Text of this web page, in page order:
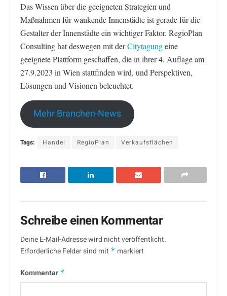
Das Wissen über die geeigneten Strategien und
Maßnahmen für wankende Innenstädte ist gerade für die
Gestalter der Innenstädte ein wichtiger Faktor. RegioPlan
Consulting hat deswegen mit derCitytagungeine
geeignete Plattform geschaffen, die in ihrer 4. Auflage am
27.9.2023 in Wien stattfinden wird, und Perspektiven,
Lösungen und Visionen beleuchtet.
Mehr Branchen-News
Tags: Handel RegioPlan Verkaufsflächen
Schreibe einen Kommentar
Deine E-Mail-Adresse wird nicht veröffentlicht.
Erforderliche Felder sind mit * markiert
Kommentar *